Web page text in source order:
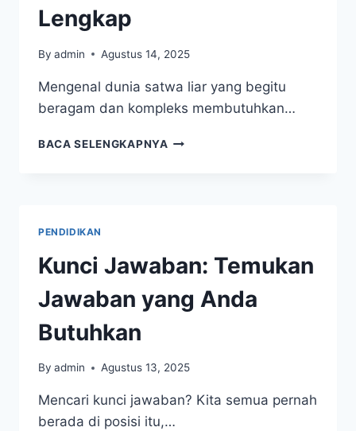
Lengkap
By admin Agustus 14, 2025
Mengenal dunia satwa liar yang begitu
beragam dan kompleks membutuhkan…
BACA SELENGKAPNYA KUNCI
PENDIDIKAN
Kunci Jawaban: Temukan
Jawaban yang Anda
Butuhkan
By admin Agustus 13, 2025
Mencari kunci jawaban? Kita semua pernah
berada di posisi itu,…